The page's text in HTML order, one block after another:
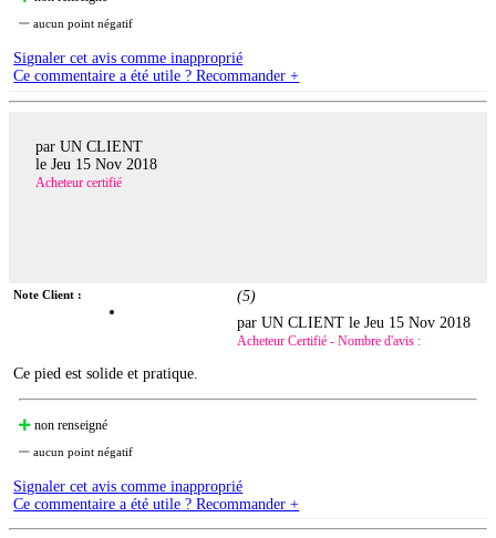
aucun point négatif
Signaler cet avis comme inapproprié
Ce commentaire a été utile ? Recommander +
par UN CLIENT
le Jeu 15 Nov 2018
Acheteur certifié
Note Client : (5)
par UN CLIENT leJeu 15 Nov 2018
Acheteur Certifié - Nombre d'avis :
Ce pied est solide et pratique.
non renseigné
aucun point négatif
Signaler cet avis comme inapproprié
Ce commentaire a été utile ? Recommander +